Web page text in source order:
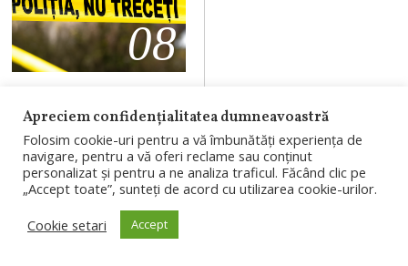
08
AUGUST 5, 2026
Bărbat de 58 de
ani, găsit mort
pe strada
Corneliu
Apreciem confidențialitatea dumneavoastră
Folosim cookie-uri pentru a vă îmbunătăți experiența de
navigare, pentru a vă oferi reclame sau conținut
personalizat și pentru a ne analiza traficul. Făcând clic pe
„Accept toate”, sunteți de acord cu utilizarea cookie-urilor.
Cookie setari
Accept